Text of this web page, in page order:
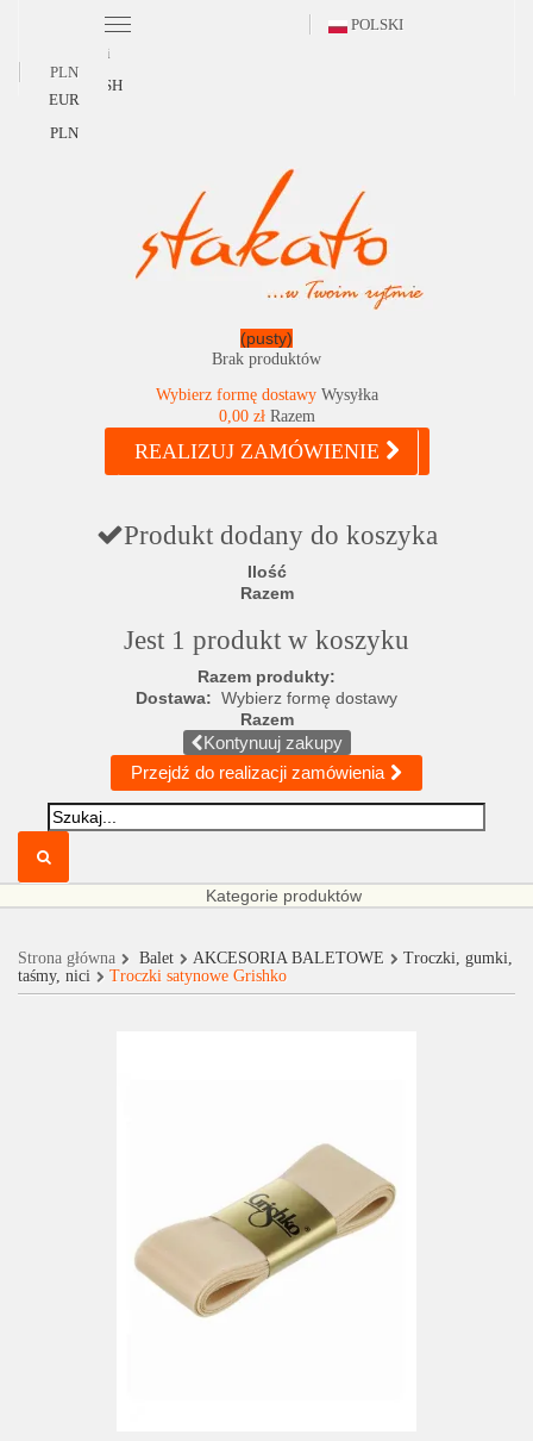
POLSKI
Polski
ENGLISH
PLN
EUR
PLN
(pusty)
Brak produktów
Wybierz formę dostawy Wysyłka
0,00 zł Razem
REALIZUJ ZAMÓWIENIE
Produkt dodany do koszyka
Ilość
Razem
Jest 1 produkt w koszyku
Razem produkty:
Dostawa: Wybierz formę dostawy
Razem
Kontynuuj zakupy
Przejdź do realizacji zamówienia
Kategorie produktów
Strona główna Balet AKCESORIA BALETOWE
Troczki, gumki,
taśmy, nici
Troczki satynowe Grishko